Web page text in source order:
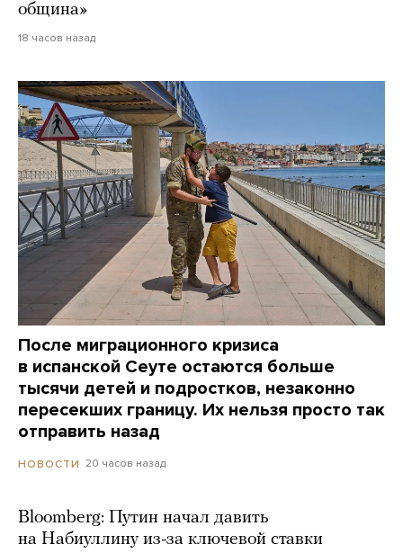
община»
18 часов назад
После миграционного кризиса
в испанской Сеуте остаются больше
тысячи детей и подростков, незаконно
пересекших границу. Их нельзя просто так
отправить назад
НОВОСТИ 20 часов назад
Bloomberg: Путин начал давить
на Набиуллину из-за ключевой ставки